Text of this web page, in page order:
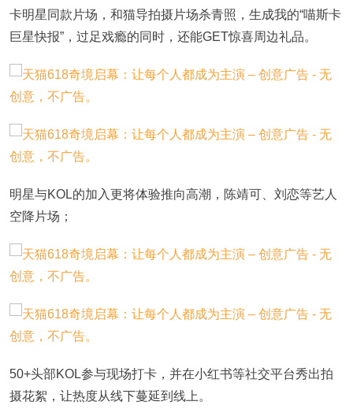
卡明星同款片场，和猫导拍摄片场杀青照，生成我的“喵斯卡
巨星快报”， 过足戏瘾的同时， 还能GET惊喜周边礼品。
明星与KOL的加入更将体验推向高潮，陈靖可、刘恋等艺人
空降片场；
50+头部KOL参与现场打卡，并在小红书等社交平台秀出拍
摄花絮，让热度从线下蔓延到线上。